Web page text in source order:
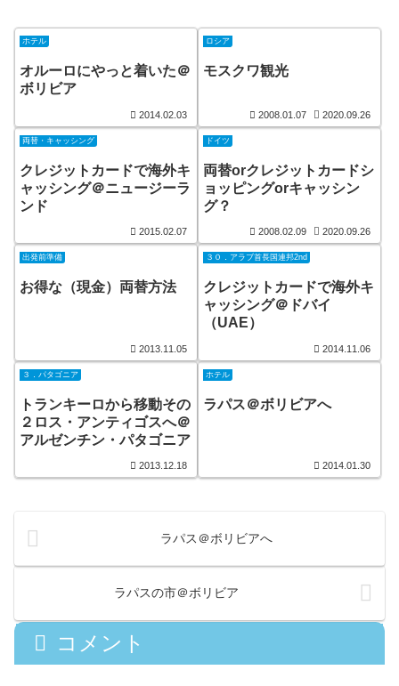
ホテル
オルーロにやっと着いた＠
ボリビア
2014.02.03
ロシア
モスクワ観光
2008.01.07 2020.09.26
両替・キャッシング
クレジットカードで海外キ
ャッシング＠ニュージーラ
ンド
2015.02.07
ドイツ
両替orクレジットカードシ
ョッピングorキャッシン
グ？
2008.02.09 2020.09.26
出発前準備
お得な（現金）両替方法
2013.11.05
３０．アラブ首長国連邦2nd
クレジットカードで海外キ
ャッシング＠ドバイ
（UAE）
2014.11.06
３．パタゴニア
トランキーロから移動その
２ロス・アンティゴスへ＠
アルゼンチン・パタゴニア
2013.12.18
ホテル
ラパス＠ボリビアへ
2014.01.30
ラパス＠ボリビアへ
ラパスの市＠ボリビア
コメント